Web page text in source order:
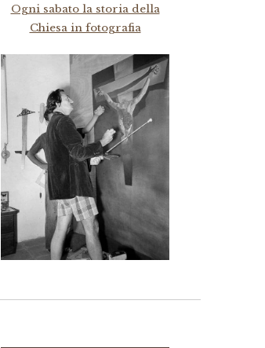
Ogni sabato la storia della
Chiesa in fotografia